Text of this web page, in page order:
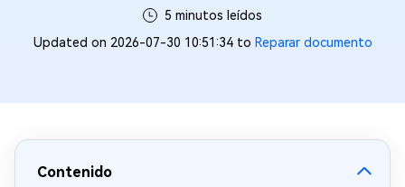
5 minutos leídos
Updated on 2026-07-30 10:51:34 to Reparar documento
Contenido